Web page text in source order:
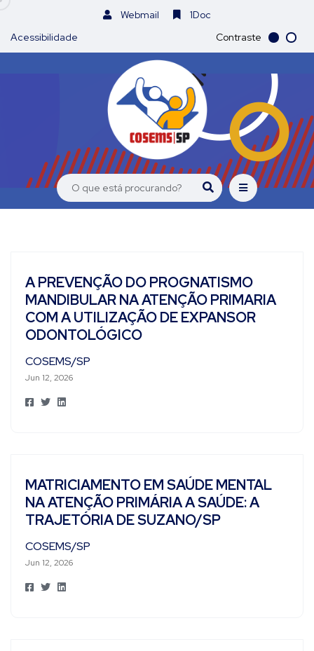
Webmail
1Doc
Acessibilidade
Contraste
A PREVENÇÃO DO PROGNATISMO
MANDIBULAR NA ATENÇÃO PRIMARIA
COM A UTILIZAÇÃO DE EXPANSOR
ODONTOLÓGICO
COSEMS/SP
Jun 12, 2026
​MATRICIAMENTO EM SAÚDE MENTAL
NA ATENÇÃO PRIMÁRIA A SAÚDE: A
TRAJETÓRIA DE SUZANO/SP
COSEMS/SP
Jun 12, 2026